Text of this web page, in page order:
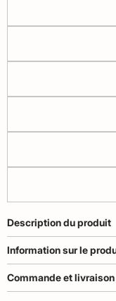
Description du produit
Information sur le
Commande et livraison